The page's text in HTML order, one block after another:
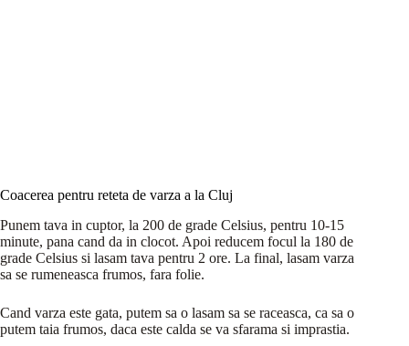
Coacerea pentru reteta de varza a la Cluj
Punem tava in cuptor, la 200 de grade Celsius, pentru 10-15
minute, pana cand da in clocot. Apoi reducem focul la 180 de
grade Celsius si lasam tava pentru 2 ore. La final, lasam varza
sa se rumeneasca frumos, fara folie.
Cand varza este gata, putem sa o lasam sa se raceasca, ca sa o
putem taia frumos, daca este calda se va sfarama si imprastia.